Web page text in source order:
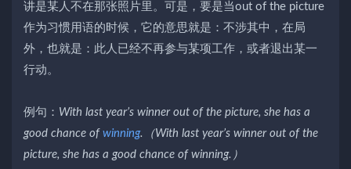
讲是某人不在那张照片里。可是，要是当out of the picture
作为习惯用语的时候，它的意思就是：不涉其中，在局
外，也就是：此人已经不再参与某项工作，或者退出某一
行动。
例句： With last year’s winner out of the picture, she has a
good chance of winning.（With last year’s winner out of the
picture, she has a good chance of winning.）